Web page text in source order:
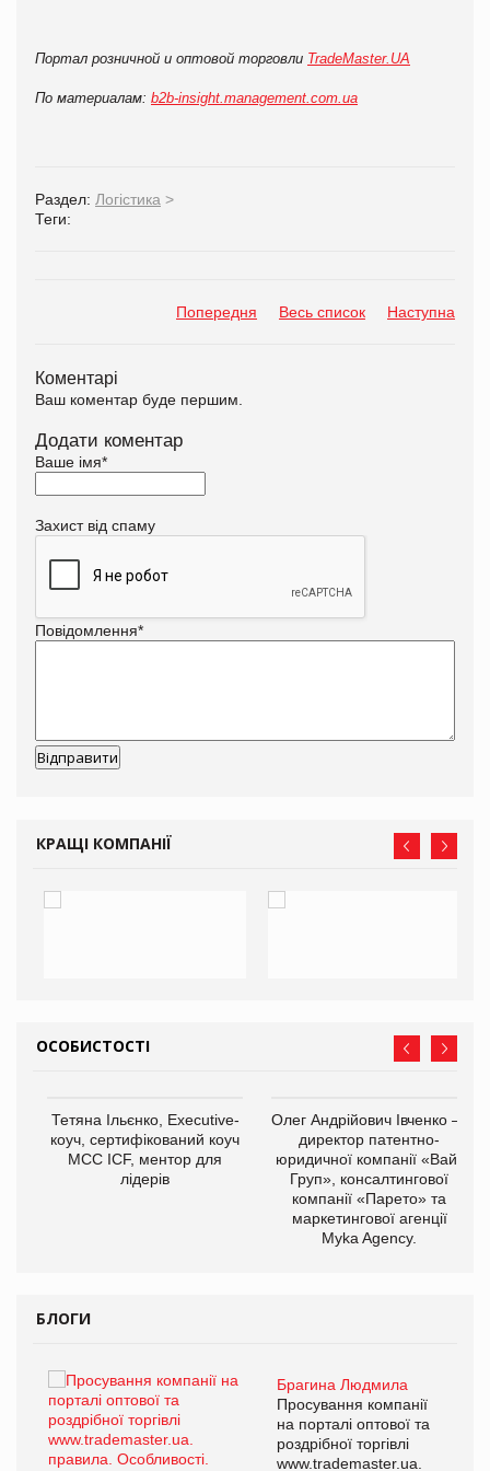
Портал розничной и оптовой торговли TradeMaster.UA
По материалам: b2b-insight.management.com.ua
Раздел: Логістика >
Теги:
Попередня Весь список Наступна
Коментарі
Ваш коментар буде першим.
Додати коментар
Ваше імя*
Захист від спаму
Повідомлення*
КРАЩІ КОМПАНІЇ
ОСОБИСТОСТІ
Тетяна Ільєнко, Executive-
коуч, сертифікований коуч
МСС ICF, ментор для
лідерів
Олег Андрійович Івченко —
директор патентно-
юридичної компанії «Вайз
Груп», консалтингової
компанії «Парето» та
маркетингової агенції
Myka Agency.
БЛОГИ
Брагина Людмила
Просування компанії
на порталі оптової та
роздрібної торгівлі
www.trademaster.ua.